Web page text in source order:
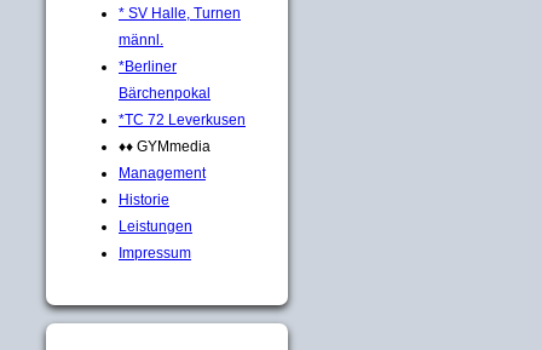
* SV Halle, Turnen
männl.
*Berliner
Bärchenpokal
*TC 72 Leverkusen
♦♦ GYMmedia
Management
Historie
Leistungen
Impressum